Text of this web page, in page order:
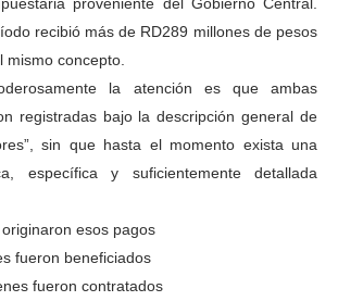
recibió más de RD289 millones de pesos
mismo concepto.
la atención es que ambas
registradas bajo la descripción general de
sin que hasta el momento exista una
específica y suficientemente detallada
esos pagos
fueron beneficiados
fueron contratados